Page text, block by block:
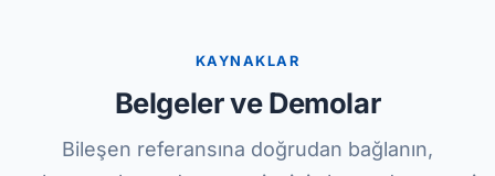
KAYNAKLAR
Belgeler ve Demolar
Bileşen referansına doğrudan bağlanın,